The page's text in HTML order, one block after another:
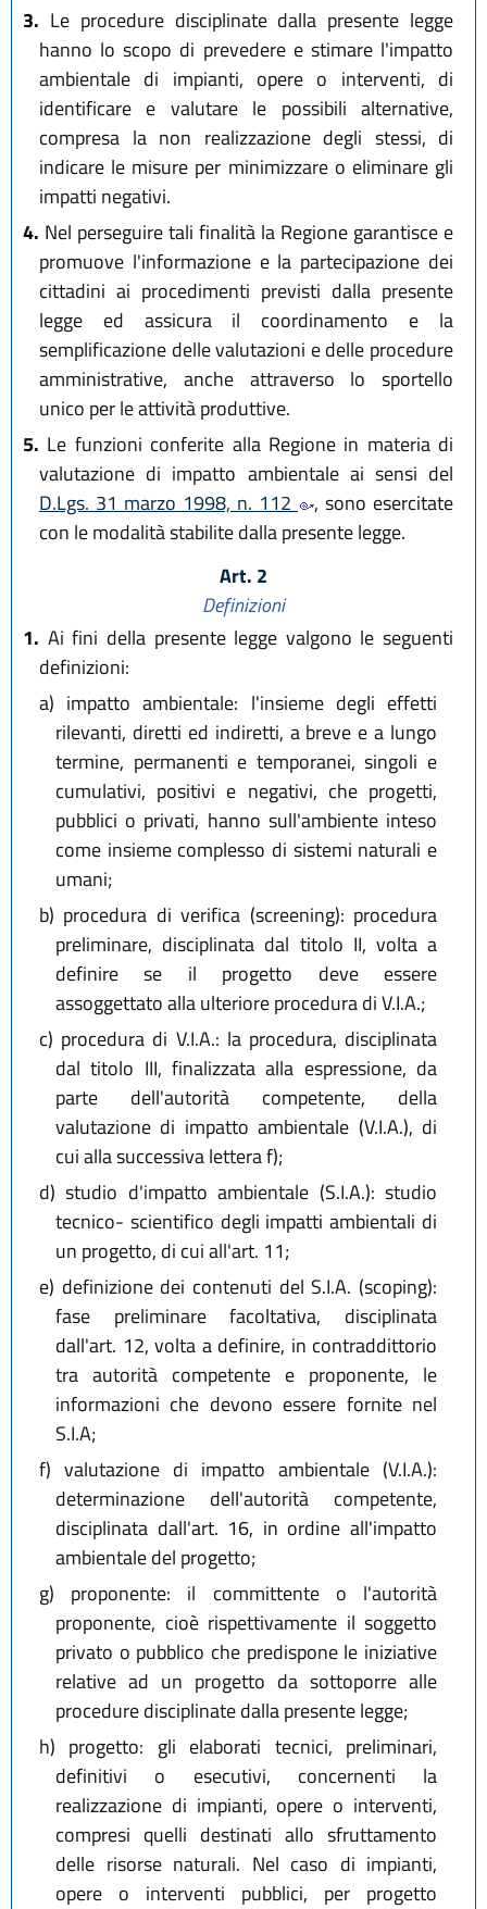
3. Le procedure disciplinate dalla presente legge
hanno lo scopo di prevedere e stimare l'impatto
ambientale di impianti, opere o interventi, di
identificare e valutare le possibili alternative,
compresa la non realizzazione degli stessi, di
indicare le misure per minimizzare o eliminare gli
impatti negativi.
4. Nel perseguire tali finalità la Regione garantisce e
promuove l'informazione e la partecipazione dei
cittadini ai procedimenti previsti dalla presente
legge ed assicura il coordinamento e la
semplificazione delle valutazioni e delle procedure
amministrative, anche attraverso lo sportello
unico per le attività produttive.
5. Le funzioni conferite alla Regione in materia di
valutazione di impatto ambientale ai sensi del
D.Lgs. 31 marzo 1998, n. 112
, sono esercitate
con le modalità stabilite dalla presente legge.
Art. 2
Definizioni
1. Ai fini della presente legge valgono le seguenti
definizioni:
a) impatto ambientale: l'insieme degli effetti
rilevanti, diretti ed indiretti, a breve e a lungo
termine, permanenti e temporanei, singoli e
cumulativi, positivi e negativi, che progetti,
pubblici o privati, hanno sull'ambiente inteso
come insieme complesso di sistemi naturali e
umani;
b) procedura di verifica (screening): procedura
preliminare, disciplinata dal titolo II, volta a
definire se il progetto deve essere
assoggettato alla ulteriore procedura di V.I.A.;
c) procedura di V.I.A.: la procedura, disciplinata
dal titolo III, finalizzata alla espressione, da
parte dell'autorità competente, della
valutazione di impatto ambientale (V.I.A.), di
cui alla successiva lettera f);
d) studio d'impatto ambientale (S.I.A.): studio
tecnico- scientifico degli impatti ambientali di
un progetto, di cui all'art. 11;
e) definizione dei contenuti del S.I.A. (scoping):
fase preliminare facoltativa, disciplinata
dall'art. 12, volta a definire, in contraddittorio
tra autorità competente e proponente, le
informazioni che devono essere fornite nel
S.I.A;
f) valutazione di impatto ambientale (V.I.A.):
determinazione dell'autorità competente,
disciplinata dall'art. 16, in ordine all'impatto
ambientale del progetto;
g) proponente: il committente o l'autorità
proponente, cioè rispettivamente il soggetto
privato o pubblico che predispone le iniziative
relative ad un progetto da sottoporre alle
procedure disciplinate dalla presente legge;
h) progetto: gli elaborati tecnici, preliminari,
definitivi o esecutivi, concernenti la
realizzazione di impianti, opere o interventi,
compresi quelli destinati allo sfruttamento
delle risorse naturali. Nel caso di impianti,
opere o interventi pubblici, per progetto